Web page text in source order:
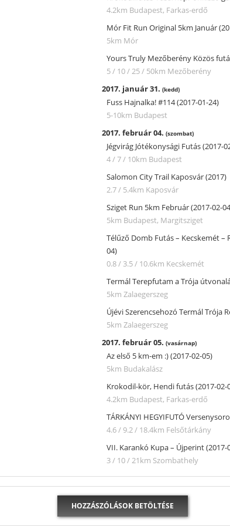
4.2km Budapest, Farkas-erdő
Mór Fit Run Original 5km Január
5km Mór
Yours Truly Mezőberény Közös
5 / 10 / 25 / 50km Mezőberény
2017. január 31.(kedd)
Fuss Hajnalka! #114 (2017-01-24)
5-10km Budapest
2017. február 04.(szombat)
Jégvirág Jótékonysági Futás (2017-
4 / 7 / 10km Budapest
Salomon City Trail Kaposvár (2017)
2.7 / 5.4km Kaposvár
Sziget Run 5km Február (2017-02-
5km Budapest, Margitsziget
Télűző Domb Futás – Kecskemét –
04)
0.8 / 3.5 / 10.6km Kecskemét
Termál Terepfutam a Trója
5km Zalaegerszeg
Újévi Szerencsehozó Termál Trója
5km Zalaegerszeg
2017. február 05.(vasárnap)
Az első 5 km-em :) (2017-02-05)
5km Budakalász
Krokodil-kör, Hendi futás (2017-02-
4.2km Budapest, Farkas-erdő
TÁRKÁNYI HEGYIFUTÓ
4.6 / 9.2 / 18.4km Felsőtárkány
VII. Karankó Kupa – Újperint (2017-
3 / 10 / 21km Szombathely
HOZZÁSZÓLÁSOK BETÖLTÉSE